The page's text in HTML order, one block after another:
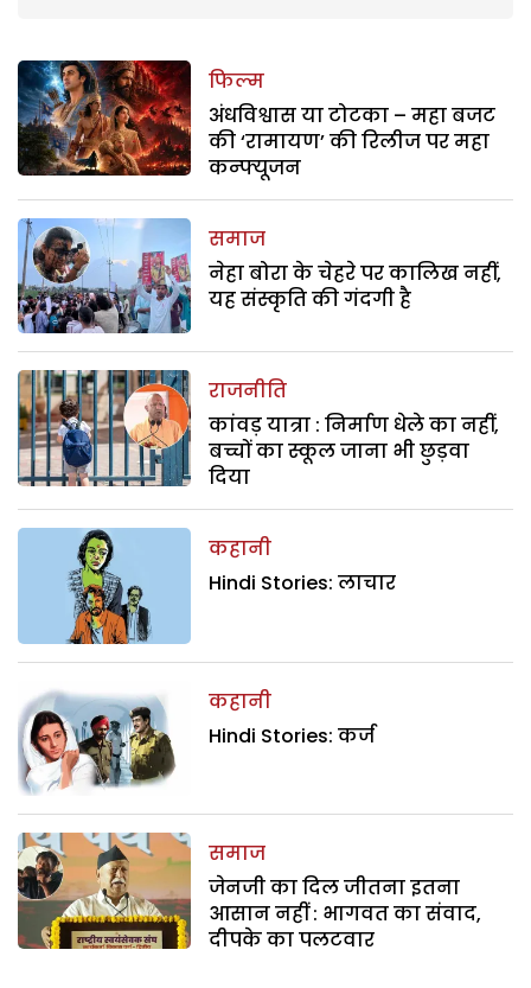
फिल्म
अंधविश्वास या टोटका – महा बजट
की ‘रामायण’ की रिलीज पर महा
कन्फ्यूजन
समाज
नेहा बोरा के चेहरे पर कालिख नहीं,
यह संस्कृति की गंदगी है
राजनीति
कांवड़ यात्रा : निर्माण धेले का नहीं,
बच्चों का स्कूल जाना भी छुड़वा
दिया
कहानी
Hindi Stories: लाचार
कहानी
Hindi Stories: कर्ज
समाज
जेनजी का दिल जीतना इतना
आसान नहीं : भागवत का संवाद,
दीपके का पलटवार